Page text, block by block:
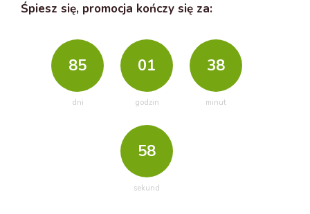
Śpiesz się, promocja kończy się za:
85
dni
01
godzin
38
minut
57
sekund